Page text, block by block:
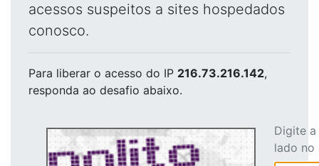
acessos suspeitos a sites hospedados
conosco.
Para liberar o acesso do IP 216.73.216.142,
responda ao desafio abaixo.
Digite
lado no